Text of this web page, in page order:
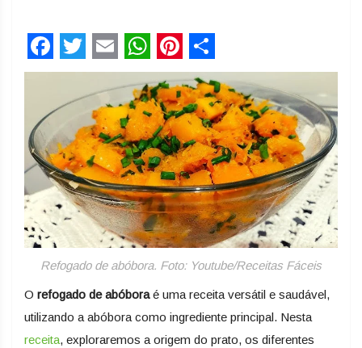
Facebook
Twitter
EmailWhatsApp
Pinterest
Share
Refogado de abóbora. Foto: Youtube/Receitas Fáceis
O refogado de abóboraé uma receita versátil e saudável,
utilizando a abóbora como ingrediente principal. Nesta
receita, exploraremos a origem do prato, os diferentes